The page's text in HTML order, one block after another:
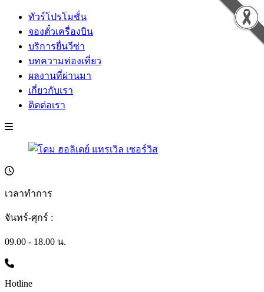
ทัวร์โปรโมชั่น
จองตั๋วเครื่องบิน
บริการยื่นวีซ่า
บทความท่องเที่ยว
ผลงานที่ผ่านมา
เกี่ยวกับเรา
ติดต่อเรา
เวลาทำการ
จันทร์-ศุกร์ :
09.00 - 18.00 น.
Hotline